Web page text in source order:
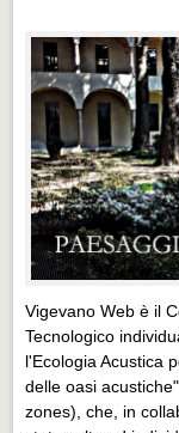
Muoversi a
Cultura e turismo
Cultura e
PROGETTI
PROGETTI
Progetti Aperti
Progetti
Progetti Realizzati
Progetti
EVENTI
Vigevano Web è il
Tecnologico
l'Ecologia Acustica
delle oasi
zones), che, in